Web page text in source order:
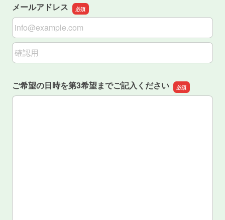
メールアドレス
メールアドレス
メールアドレスの確認用
ご希望の日時を第3希望までご記入ください
ご希望の日時を第3希望までご記入ください